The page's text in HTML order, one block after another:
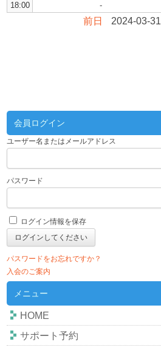
18:00
-
前日 2024-03-31
会員ログイン
ユーザー名またはメールアドレス
パスワード
ログイン情報を保存
パスワードをお忘れですか？
入会のご案内
メニュー
HOME
サポート予約